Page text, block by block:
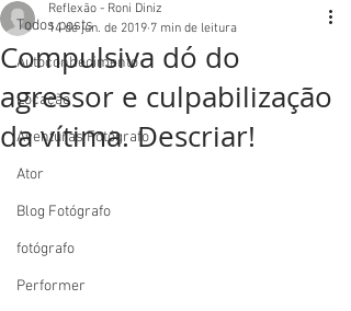
Todos posts
Autoconhecimento
Locação
Aventuras Fotógrafo
Ator
Blog Fotógrafo
fotógrafo
Performer
Compulsiva dó do
agressor e culpabilização
da vítima. Descriar!
Reflexão - Roni Diniz
14 de jun. de 2019 7 min de leitura